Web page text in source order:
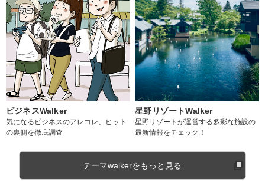
ビジネスWalker
気になるビジネスのアレコレ、ヒット
の裏側を徹底調査
星野リゾートWalker
星野リゾートが運営する多彩な施設の
最新情報をチェック！
テーマwalkerをもっと見る